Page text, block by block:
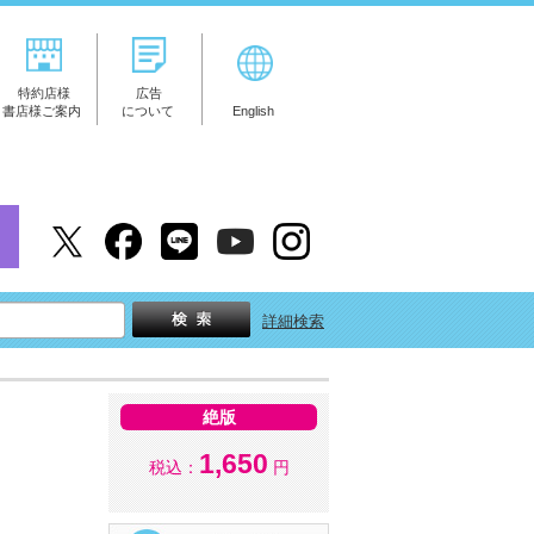
特約店様
書店様ご案内
広告
について
English
詳細検索
絶版
税込： 1,650 円